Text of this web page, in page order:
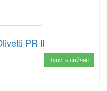
PR II
Купить сейчас